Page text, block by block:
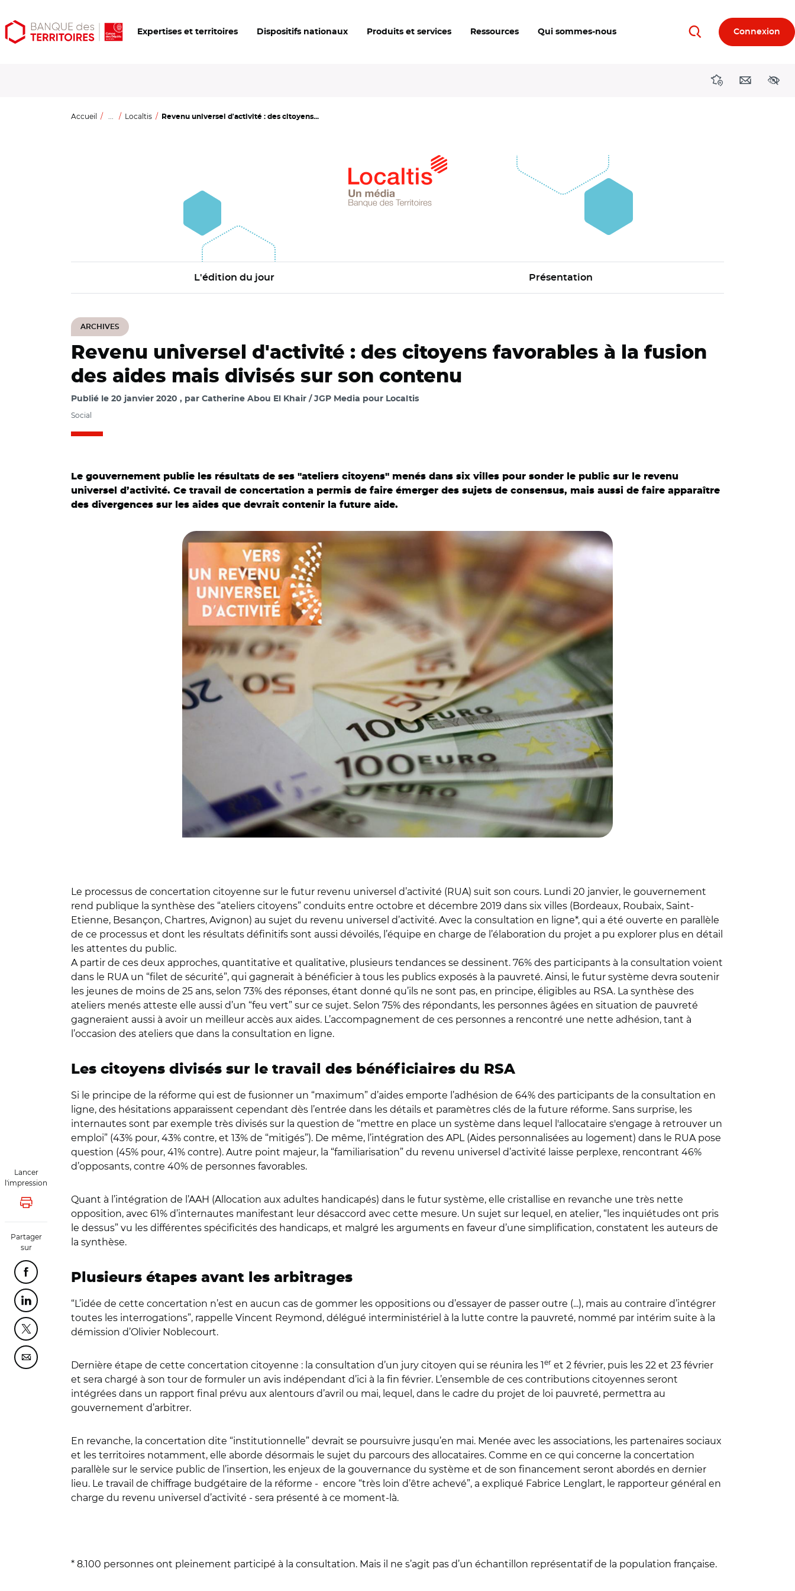
Aller
au
Aller
au
Ouvrir
les
Expertises et territoires Dispositifs nationaux Produits et services Ressources Qui sommes-nous RechercherConnexion
DirectionsContact
Accueil ... Localtis Revenu universel d'activité : des citoyens...
L'édition du jour Présentation
ARCHIVES
Lancer
l'impression
Lancer l'impression
Partager
sur
Partager cette page sur Facebook
Partager cette page sur Linkedin
Partager cette page sur Twitter
Partager cette page sur Courriel
Revenu universel d'activité : des citoyens favorables à la fusion
des aides mais divisés sur son contenu
Publié le 20 janvier 2020 par Catherine Abou El Khair / JGP Media pour Localtis
Social
Le gouvernement publie les résultats de ses "ateliers citoyens" menés dans six villes pour sonder le public sur le revenu
universel d’activité. Ce travail de concertation a permis de faire émerger des sujets de consensus, mais aussi de faire apparaître
des divergences sur les aides que devrait contenir la future aide.
Le processus de concertation citoyenne sur le futur revenu universel d’activité (RUA) suit son cours. Lundi 20 janvier, le gouvernement
rend publique la synthèse des “ateliers citoyens” conduits entre octobre et décembre 2019 dans six villes (Bordeaux, Roubaix, Saint-
Etienne, Besançon, Chartres, Avignon) au sujet du revenu universel d’activité. Avec la consultation en ligne*, qui a été ouverte en parallèle
de ce processus et dont les résultats définitifs sont aussi dévoilés, l’équipe en charge de l’élaboration du projet a pu explorer plus en détail
les attentes du public.
A partir de ces deux approches, quantitative et qualitative, plusieurs tendances se dessinent. 76% des participants à la consultation voient
dans le RUA un “filet de sécurité”, qui gagnerait à bénéficier à tous les publics exposés à la pauvreté. Ainsi, le futur système devra soutenir
les jeunes de moins de 25 ans, selon 73% des réponses, étant donné qu’ils ne sont pas, en principe, éligibles au RSA. La synthèse des
ateliers menés atteste elle aussi d’un “feu vert” sur ce sujet. Selon 75% des répondants, les personnes âgées en situation de pauvreté
gagneraient aussi à avoir un meilleur accès aux aides. L’accompagnement de ces personnes a rencontré une nette adhésion, tant à
l’occasion des ateliers que dans la consultation en ligne.
Les citoyens divisés sur le travail des bénéficiaires du RSA
Si le principe de la réforme qui est de fusionner un “maximum” d’aides emporte l’adhésion de 64% des participants de la consultation en
ligne, des hésitations apparaissent cependant dès l’entrée dans les détails et paramètres clés de la future réforme. Sans surprise, les
internautes sont par exemple très divisés sur la question de “mettre en place un système dans lequel l'allocataire s'engage à retrouver un
emploi” (43% pour, 43% contre, et 13% de “mitigés”). De même, l’intégration des APL (Aides personnalisées au logement) dans le RUA pose
question (45% pour, 41% contre). Autre point majeur, la “familiarisation” du revenu universel d’activité laisse perplexe, rencontrant 46%
d’opposants, contre 40% de personnes favorables.
Quant à l’intégration de l’AAH (Allocation aux adultes handicapés) dans le futur système, elle cristallise en revanche une très nette
opposition, avec 61% d’internautes manifestant leur désaccord avec cette mesure. Un sujet sur lequel, en atelier, “les inquiétudes ont pris
le dessus” vu les différentes spécificités des handicaps, et malgré les arguments en faveur d’une simplification, constatent les auteurs de
la synthèse.
Plusieurs étapes avant les arbitrages
“L’idée de cette concertation n’est en aucun cas de gommer les oppositions ou d’essayer de passer outre (...), mais au contraire d’intégrer
toutes les interrogations”, rappelle Vincent Reymond, délégué interministériel à la lutte contre la pauvreté, nommé par intérim suite à la
démission d’Olivier Noblecourt.
Dernière étape de cette concertation citoyenne : la consultation d’un jury citoyen qui se réunira les 1er et 2 février, puis les 22 et 23 février
et sera chargé à son tour de formuler un avis indépendant d’ici à la fin février. L’ensemble de ces contributions citoyennes seront
intégrées dans un rapport final prévu aux alentours d’avril ou mai, lequel, dans le cadre du projet de loi pauvreté, permettra au
gouvernement d’arbitrer.
En revanche, la concertation dite “institutionnelle” devrait se poursuivre jusqu’en mai. Menée avec les associations, les partenaires sociaux
et les territoires notamment, elle aborde désormais le sujet du parcours des allocataires. Comme en ce qui concerne la concertation
parallèle sur le service public de l’insertion, les enjeux de la gouvernance du système et de son financement seront abordés en dernier
lieu. Le travail de chiffrage budgétaire de la réforme - encore “très loin d’être achevé”, a expliqué Fabrice Lenglart, le rapporteur général en
charge du revenu universel d’activité - sera présenté à ce moment-là.
* 8.100 personnes ont pleinement participé à la consultation. Mais il ne s’agit pas d’un échantillon représentatif de la population française.